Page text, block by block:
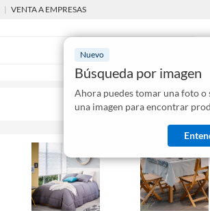
| VENTA A EMPRESAS
Nuevo
Búsqueda por imagen
Ahora puedes tomar una foto o
una imagen para encontrar